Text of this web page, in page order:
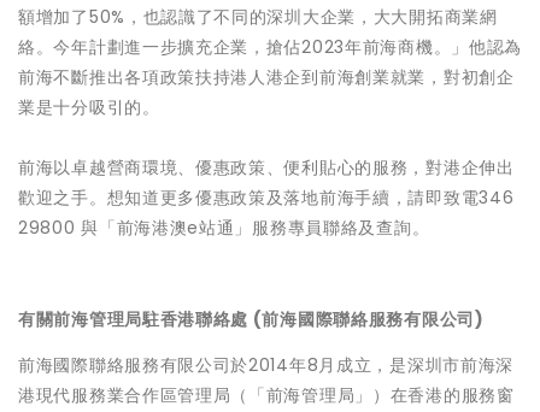
額增加了50%，也認識了不同的深圳大企業，大大開拓商業網
絡。今年計劃進一步擴充企業，搶佔2023年前海商機。」他認為
前海不斷推出各項政策扶持港人港企到前海創業就業，對初創企
業是十分吸引的。
前海以卓越營商環境、優惠政策、便利貼心的服務，對港企伸出
歡迎之手。想知道更多優惠政策及落地前海手續，請即致電346
29800 與「前海港澳e站通」服務專員聯絡及查詢。
有關前海管理局駐香港聯絡處 (前海國際聯絡服務有限公司)
前海國際聯絡服務有限公司於2014年8月成立，是深圳市前海深
港現代服務業合作區管理局（「前海管理局」）在香港的服務窗